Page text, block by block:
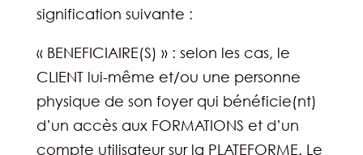
signification suivante :
« BENEFICIAIRE(S) » : selon les cas, le
CLIENT lui-même et/ou une personne
physique de son foyer qui bénéficie(nt)
d’un accès aux FORMATIONS et d’un
compte utilisateur sur la PLATEFORME. Le